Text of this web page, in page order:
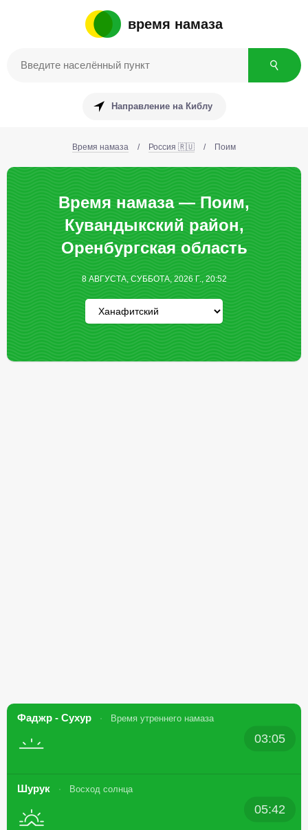
время намаза
Направление на Киблу
Время намаза / Россия 🇷🇺 / Поим
Время намаза — Поим,
Кувандыкский район,
Оренбургская область
8 АВГУСТА, СУББОТА, 2026 Г., 20:52
Фаджр - Сухур Время утреннего намаза
03:05
Шурук Восход солнца
05:42